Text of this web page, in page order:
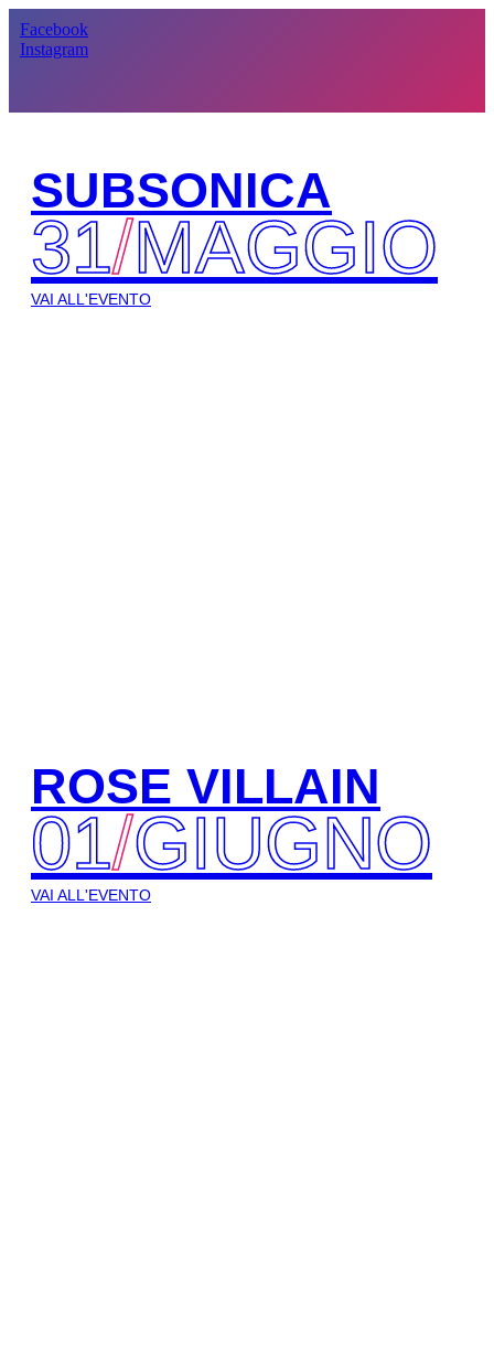
Facebook
Instagram
SUBSONICA
31/MAGGIO
VAI ALL'EVENTO
ROSE VILLAIN
01/GIUGNO
VAI ALL'EVENTO